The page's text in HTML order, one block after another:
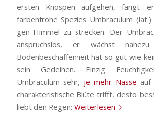
ersten Knospen aufgehen, fängt
farbenfrohe Spezies Umbraculum
gen Himmel zu strecken. Der
anspruchslos, er wächst
Bodenbeschaffenheit hat so gut wie
sein Gedeihen. Einzig
Umbraculum sehr, je mehr Nässe auf
charakteristische Blüte trifft, desto
liebt den Regen: Weiterlesen